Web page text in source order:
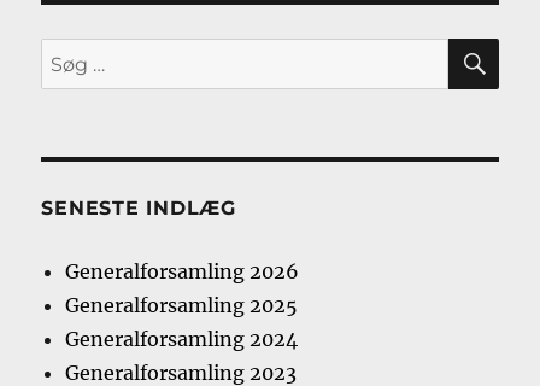
Søg
efter:
SENESTE INDLÆG
Generalforsamling 2026
Generalforsamling 2025
Generalforsamling 2024
Generalforsamling 2023